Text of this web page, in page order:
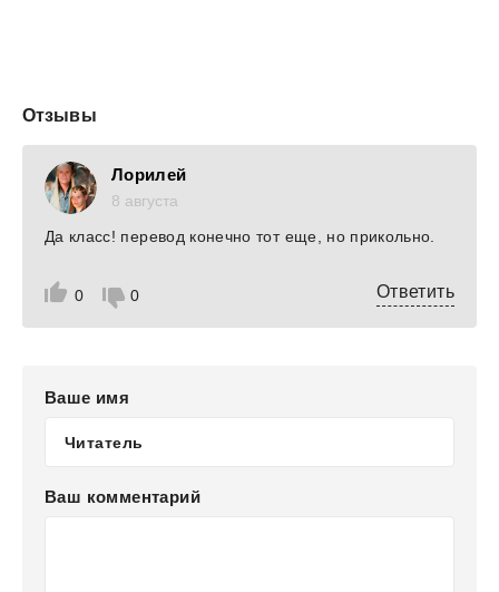
Отзывы
Лорилей
8 августа
0 0
Да класс! перевод конечно тот еще, но прикольно.
Ответить
Ваше имя
Ваш комментарий